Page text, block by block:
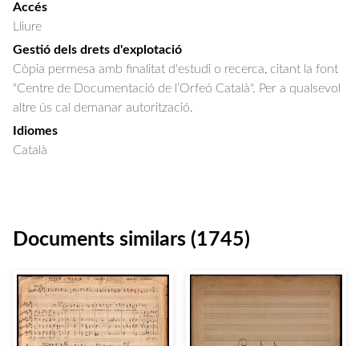
Accés
Lliure
Gestió dels drets d'explotació
Còpia permesa amb finalitat d'estudi o recerca, citant la font
"Centre de Documentació de l’Orfeó Català". Per a qualsevol
altre ús cal demanar autorització.
Idiomes
Català
Documents similars (1745)